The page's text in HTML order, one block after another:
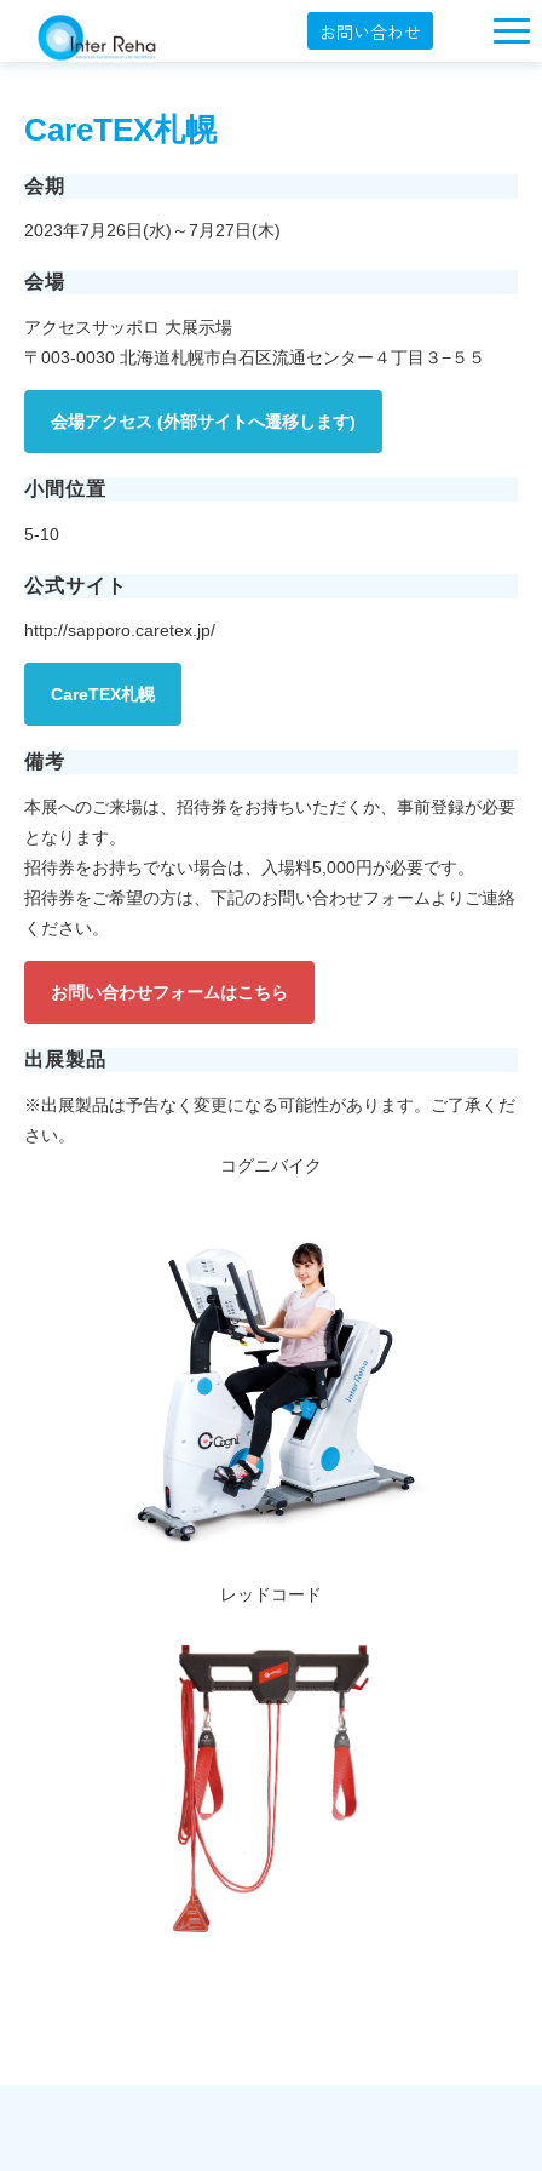
お問い合わせ
セミナー情報
オンラインショップ
English
CareTEX札幌
会期
2023年7月26日(水)～7月27日(木)
会場
アクセスサッポロ 大展示場
〒003-0030 北海道札幌市白石区流通センター４丁目３−５５
会場アクセス (外部サイトへ遷移します)
小間位置
5-10
公式サイト
http://sapporo.caretex.jp/
CareTEX札幌
備考
本展へのご来場は、招待券をお持ちいただくか、事前登録が必要
となります。
招待券をお持ちでない場合は、入場料5,000円が必要です。
招待券をご希望の方は、下記のお問い合わせフォームよりご連絡
ください。
お問い合わせフォームはこちら
出展製品
※出展製品は予告なく変更になる可能性があります。ご了承くだ
さい。
コグニバイク
レッドコード